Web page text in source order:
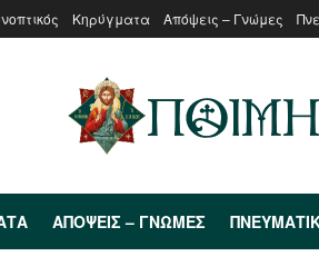
Κηρύγματα Απόψεις – Γνώμες
ΑΠΌΨΕΙΣ – ΓΝΏΜΕΣ